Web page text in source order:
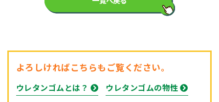
よろしければこちらもご覧ください。
ウレタンゴムとは？
ウレタンゴムの物性